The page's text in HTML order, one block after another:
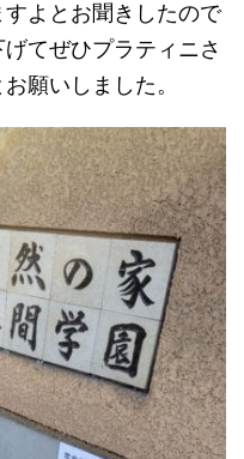
よとお聞きしたので
てぜひプラティニさ
願いしました。